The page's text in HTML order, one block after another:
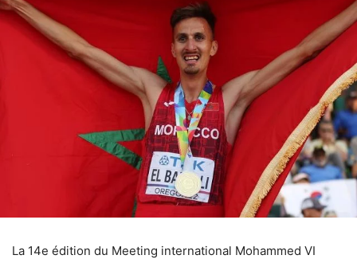
La 14e édition du Meeting international Mohammed VI